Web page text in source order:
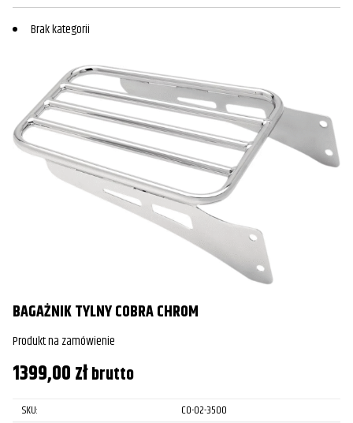
Brak kategorii
BAGAŻNIK TYLNY COBRA CHROM
Produkt na zamówienie
1399,00złbrutto
SKU:
CO-02-3500